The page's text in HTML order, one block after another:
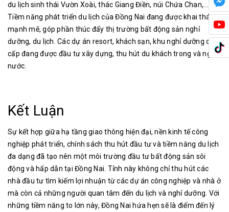
du lịch sinh thái Vườn Xoài, thác Giang Điền, núi Chứa Chan,...
Tiềm năng phát triển du lịch của Đồng Nai đang được khai thác
mạnh mẽ, góp phần thúc đẩy thị trường bất động sản nghỉ
dưỡng, du lịch. Các dự án resort, khách sạn, khu nghỉ dưỡng cao
cấp đang được đầu tư xây dựng, thu hút du khách trong và ngoài
nước.
Kết Luận
Sự kết hợp giữa hạ tầng giao thông hiện đại, nền kinh tế công
nghiệp phát triển, chính sách thu hút đầu tư và tiềm năng du lịch
đa dạng đã tạo nên một môi trường đầu tư bất động sản sôi
động và hấp dẫn tại Đồng Nai. Tỉnh này không chỉ thu hút các
nhà đầu tư tìm kiếm lợi nhuận từ các dự án công nghiệp và nhà ở
mà còn cả những người quan tâm đến du lịch và nghỉ dưỡng. Với
những tiềm năng to lớn này, Đồng Nai hứa hẹn sẽ là điểm đến lý